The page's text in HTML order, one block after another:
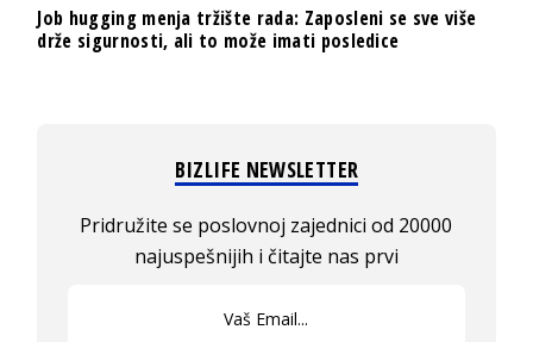
Job hugging menja tržište rada: Zaposleni se sve više
drže sigurnosti, ali to može imati posledice
BIZLIFE NEWSLETTER
Pridružite se poslovnoj zajednici od 20000
najuspešnijih i čitajte nas prvi